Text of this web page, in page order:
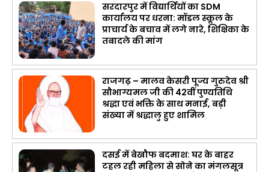
सरदारपुर में विद्यार्थियों का SDM
कार्यालय पर धरना: मॉडल स्कूल के
प्राचार्य के बचाव में लगे नारे, शिक्षिका के
तबादले की मांग
राजगढ़ – मालव केसरी पूज्य गुरुदेव श्री
सौभाग्यमल जी की 42वीं पुण्यतिथि
श्रद्धा एवं भक्ति के साथ मनाई, बड़ी
संख्या में श्रद्धालु हुए शामिल
दसई में बेखौफ बदमाश: घर के बाहर
टहल रही महिला से सोने का मंगलसूत्र